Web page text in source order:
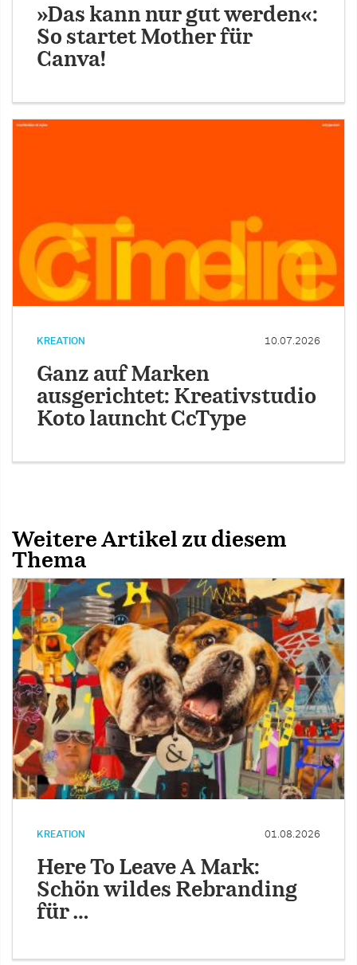
»Das kann nur gut werden«:
So startet Mother für
Canva!
KREATION 10.07.2026
Ganz auf Marken
ausgerichtet: Kreativstudio
Koto launcht CcType
Weitere Artikel zu diesem
Thema
KREATION 01.08.2026
Here To Leave A Mark:
Schön wildes Rebranding
für …